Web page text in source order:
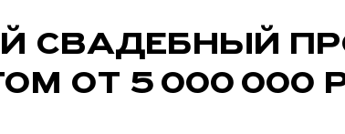
СВАДЕБНЫЙ
ОТ 5 000 000